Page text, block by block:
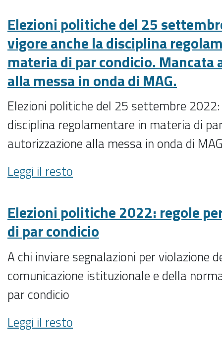
25
settembre
2022:
da
sabato
10
settembre
stop
alla
diffusione
sondaggi
elettorali
Elezioni politiche del 25
vigore anche la disciplina
materia di par condicio. Mancata
alla messa in onda di MAG.
Elezioni politiche del 25 settembre
disciplina regolamentare in materia di
autorizzazione alla messa in onda di
Elezioni
politiche
25
settembre
2022:
vigore
anche
disciplina
regolamentare
in
Leggi il resto
Elezioni politiche 2022: regole
di par condicio
A chi inviare segnalazioni per violazione
comunicazione istituzionale e della
par condicio
Elezioni
politiche
Leggi il resto